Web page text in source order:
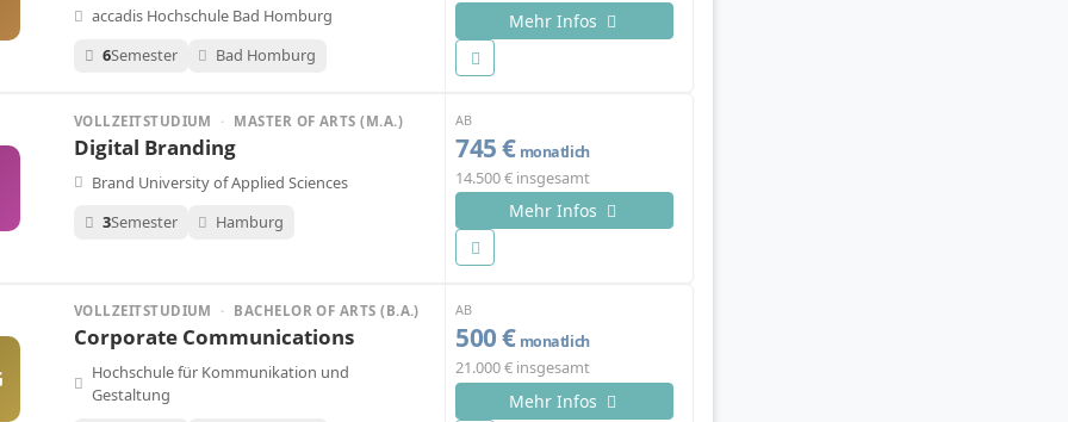
accadis Hochschule Bad Homburg
6Semester Bad Homburg
Mehr Infos
VOLLZEITSTUDIUM · MASTER OF ARTS (M.A.)
Digital Branding
Brand University of Applied Sciences
3Semester Hamburg
AB
745 € monatlich
14.500 € insgesamt
Mehr Infos
VOLLZEITSTUDIUM · BACHELOR OF ARTS (B.A.)
Corporate Communications
Hochschule für Kommunikation und
Gestaltung
AB
500 € monatlich
21.000 € insgesamt
Mehr Infos